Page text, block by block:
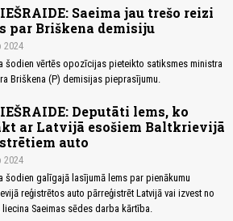
Saeima jau trešo reizi
par Briškena demisiju
2024
šodien vērtēs opozīcijas pieteikto satiksmes ministra
Briškena (P) demisijas pieprasījumu.
Deputāti lems, ko
ar Latvijā esošiem Baltkrievijā
auto
2024
šodien galīgajā lasījumā lems par pienākumu
reģistrētos auto pārreģistrēt Latvijā vai izvest no
liecina Saeimas sēdes darba kārtība.